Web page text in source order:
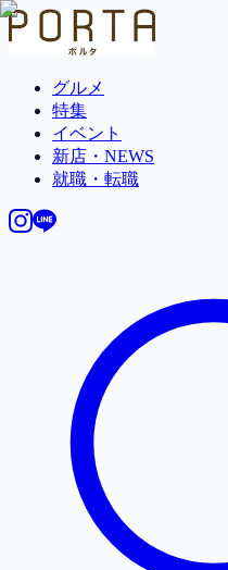
グルメ
特集
イベント
新店・NEWS
就職・転職